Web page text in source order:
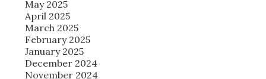
May 2025
April 2025
March 2025
February 2025
January 2025
December 2024
November 2024